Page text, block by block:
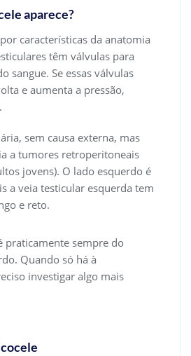
aparece?
características da anatomia
têm válvulas para
sangue. Se essas válvulas
e aumenta a pressão,
sem causa externa, mas
a tumores retroperitoneais
jovens). O lado esquerdo é
a veia testicular esquerda tem
e reto.
praticamente sempre do
Quando só há à
investigar algo mais